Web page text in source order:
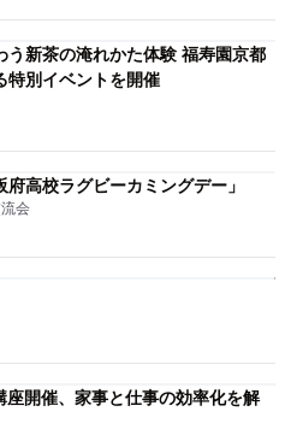
新茶の淹れかた体験 福寿園京都
特別イベントを開催
高校ラグビーカミングデー」
会
開催、家事と仕事の効率化を解